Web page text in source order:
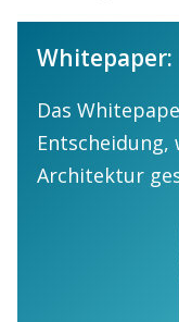
Whitepaper:
Das
Entscheidung,
Architektur